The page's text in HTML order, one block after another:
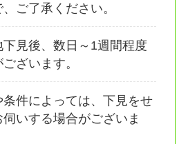
ご了承ください。
下見後、数日～1週間程度
ざいます。
件によっては、下見をせ
いする場合がございま